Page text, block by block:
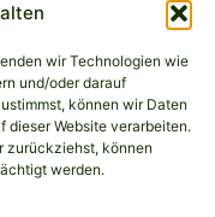
wir Technologien wie
und/oder darauf
können wir Daten
dieser Website verarbeiten.
zurückziehst, können
werden.